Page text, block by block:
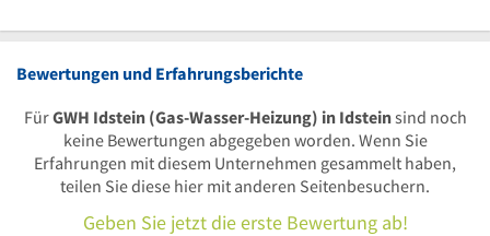
Bewertungen und Erfahrungsberichte
FürGWH Idstein (Gas-Wasser-Heizung) in Idsteinsind noch
keine Bewertungen abgegeben worden. Wenn Sie
Erfahrungen mit diesem Unternehmen gesammelt haben,
teilen Sie diese hier mit anderen Seitenbesuchern.
Geben Sie jetzt die erste Bewertung ab!